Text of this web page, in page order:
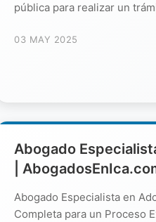
pública para realizar un
03 MAY 2025
Abogado
|
Abogado Especialista en
Completa para un Proceso